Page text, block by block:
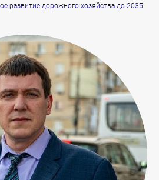
развитие дорожного хозяйства до 2035